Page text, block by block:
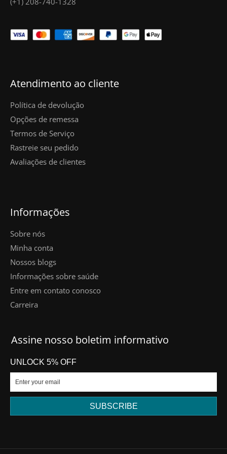
Atendimento ao cliente
Política de devolução
Opções de remessa
Termos de Serviço
Rastreie seu pedido
Avaliações de clientes
Informações
Sobre nós
Minha conta
Nossos blogs
Informações sobre saúde
Entre em contato conosco
Carreira
Assine nosso boletim informativo
UNLOCK 5% OFF
SUBSCRIBE